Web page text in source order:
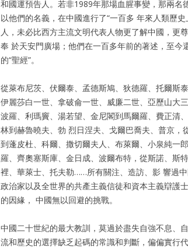
和國運預告人。若非1989年那場血腥事變，那兩
以他們的名義，在中國進行了“一百多 年來人類歷
人，未必比西方主流文明代表人物更了解中國，更
奉 於天安門廣場；他們在一百多年前的著述，至
的“聖經”。
從萊布尼茨、伏爾泰、孟德斯鳩、狄德羅、托爾斯
伊麗莎白一世、拿破侖一世、威廉二世、亞歷山大
波羅、利瑪竇、湯若望、金尼閣到馬爾羅、費正清
林到赫魯曉夫、勃 烈日涅夫、戈爾巴喬夫、普京
到蓬皮杜、科爾、撒切爾夫人、布萊爾、小泉純一
羅、齊奧塞斯庫、金日成、波爾布特，從斯諾、斯
裡、華萊士、托夫勒……所有關注、造訪、影 響過
政治家以及全世界的共產主義信徒和資本主義辯護
的因緣， 中國無以回避的挑戰。
中國二十世紀的最大教訓，莫過於盡失自強不息、
流和歷史的選擇缺乏起碼的常識和判斷，偏偏實行